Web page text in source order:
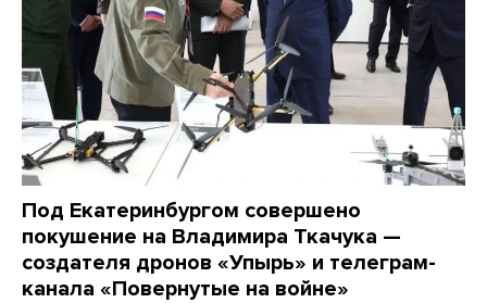
Под Екатеринбургом совершено
покушение на Владимира Ткачука —
создателя дронов «Упырь» и телеграм-
канала «Повернутые на войне»